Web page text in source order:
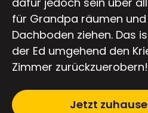
für Grandpa räumen
Dachboden ziehen. Das
der Ed umgehend den
Zimmer zurückzuerobern!
Jetzt